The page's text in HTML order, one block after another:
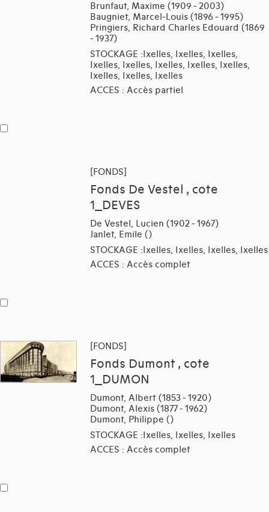
Brunfaut, Maxime (1909 - 2003)
Baugniet, Marcel-Louis (1896 - 1995)
Pringiers, Richard Charles Edouard (1869
- 1937)
STOCKAGE :Ixelles, Ixelles, Ixelles,
Ixelles, Ixelles, Ixelles, Ixelles, Ixelles,
Ixelles, Ixelles, Ixelles
ACCES : Accès partiel
[FONDS]
Fonds De Vestel , cote
1_DEVES
De Vestel, Lucien (1902 - 1967)
Janlet, Emile ()
STOCKAGE :Ixelles, Ixelles, Ixelles, Ixelles
ACCES : Accès complet
[FONDS]
Fonds Dumont , cote
1_DUMON
Dumont, Albert (1853 - 1920)
Dumont, Alexis (1877 - 1962)
Dumont, Philippe ()
STOCKAGE :Ixelles, Ixelles, Ixelles
ACCES : Accès complet